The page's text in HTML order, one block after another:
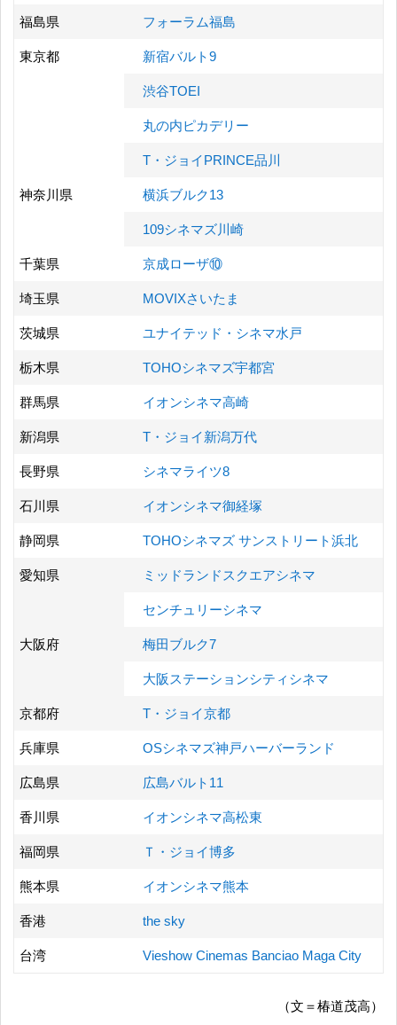
福島県 フォーラム福島
東京都 新宿バルト9
渋谷TOEI
丸の内ピカデリー
T・ジョイPRINCE品川
神奈川県 横浜ブルク13
109シネマズ川崎
千葉県 京成ローザ⑩
埼玉県 MOVIXさいたま
茨城県 ユナイテッド・シネマ水戸
栃木県 TOHOシネマズ宇都宮
群馬県 イオンシネマ高崎
新潟県 T・ジョイ新潟万代
長野県 シネマライツ8
石川県 イオンシネマ御経塚
静岡県 TOHOシネマズ サンストリート浜北
愛知県 ミッドランドスクエアシネマ
センチュリーシネマ
大阪府 梅田ブルク7
大阪ステーションシティシネマ
京都府 T・ジョイ京都
兵庫県 OSシネマズ神戸ハーバーランド
広島県 広島バルト11
香川県 イオンシネマ高松東
福岡県 Ｔ・ジョイ博多
熊本県 イオンシネマ熊本
香港 the sky
台湾 Vieshow Cinemas Banciao Maga City
（文＝椿道茂高）